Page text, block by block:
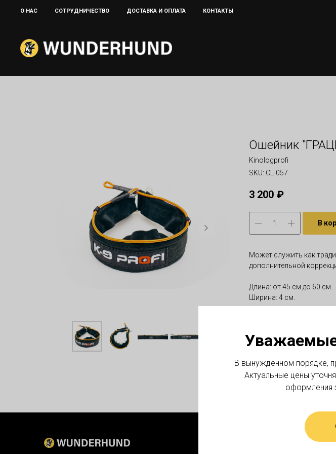
О НАС CОТРУДНИЧЕСТВО ДОСТАВКА И ОПЛАТА КОНТАКТЫ
Уважаемые
В вынужденном порядке,
Актуальные цены
оформления
Ошейник
Kinologprofi
SKU: CL-057
3 200 ₽
В
Может служить как
дополнительной
Длина: от 45 см до 60 см.
Ширина: 4 см.
ДОСТАВКА И